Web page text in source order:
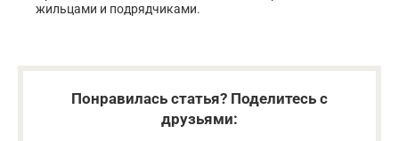
жильцами и подрядчиками.
Понравилась статья? Поделитесь с
друзьями: